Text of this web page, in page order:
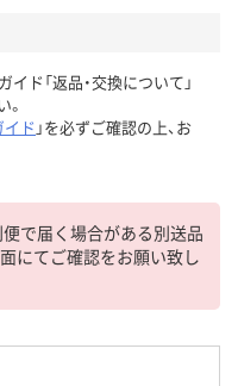
イド「返品・交換について」
ド 」を必ずご確認の上、お
で届く場合がある別送品
にてご確認をお願い致し